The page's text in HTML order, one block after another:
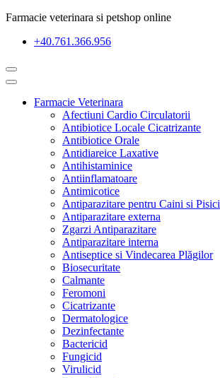
Farmacie veterinara si petshop online
+40.761.366.956
Farmacie Veterinara
Afectiuni Cardio Circulatorii
Antibiotice Locale Cicatrizante
Antibiotice Orale
Antidiareice Laxative
Antihistaminice
Antiinflamatoare
Antimicotice
Antiparazitare pentru Caini si Pisici
Antiparazitare externa
Zgarzi Antiparazitare
Antiparazitare interna
Antiseptice si Vindecarea Plăgilor
Biosecuritate
Calmante
Feromoni
Cicatrizante
Dermatologice
Dezinfectante
Bactericid
Fungicid
Virulicid